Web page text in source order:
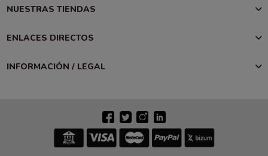
NUESTRAS TIENDAS
ENLACES DIRECTOS
INFORMACIÓN / LEGAL